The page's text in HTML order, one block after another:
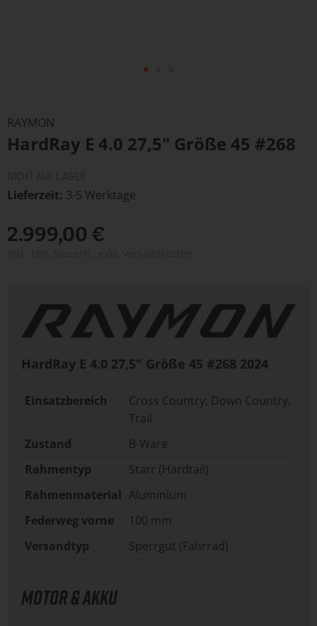
der
Bildergalerie
RAYMON
HardRay E 4.0 27,5" Größe 45 #268
Lieferzeit 3-5 Werktage
2.999,00 €
HardRay E 4.0 27,5" Größe 45 #268 2024
Einsatzbereich
Cross Country, Down Country,
Trail
Zustand
B-Ware
Rahmentyp
Starr (Hardtail)
Rahmenmaterial Aluminium
Federweg vorne
100 mm
Versandtyp
Sperrgut (Fahrrad)
MOTOR & AKKU